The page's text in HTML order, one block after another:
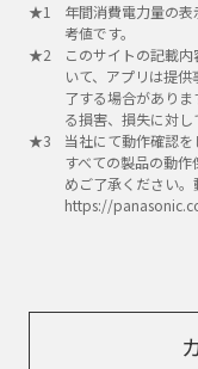
年間消費電力量の
考値です。
このサイトの記載
いて、アプリは提
了する場合があり
る損害、損失に対し
当社にて動作確認を
すべての製品の動
めご了承ください
https://